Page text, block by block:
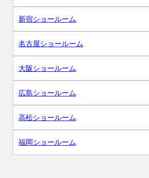
新宿ショールーム
名古屋ショールーム
大阪ショールーム
広島ショールーム
高松ショールーム
福岡ショールーム